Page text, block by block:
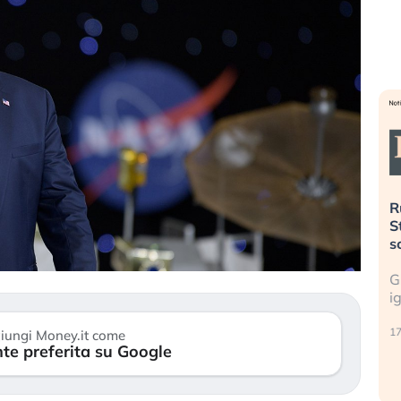
Money.it come
preferita su Google
più
sta
Russia e Cina pronti a spegnere
Starlink. Gli investitori stanno
sottovalutando il rischio?
ignorare il rischio geopolitico: il (…)
17 luglio 2026